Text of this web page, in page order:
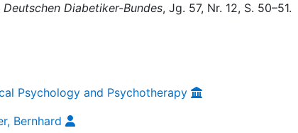
Diabetiker-Bundes, Jg. 57, Nr. 12, S. 50–51.
Psychology and Psychotherapy
Bernhard